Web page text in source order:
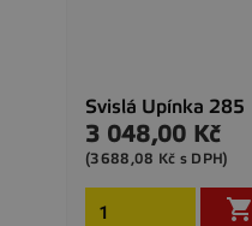
Svislá Upínka 285
Cena
3 048,00 Kč
(3688,08 Kč s DPH)
